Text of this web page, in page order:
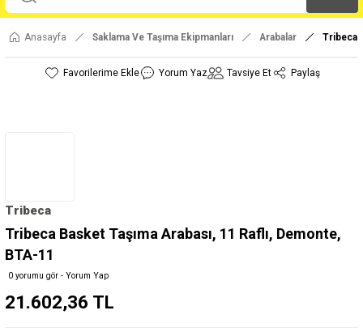
Anasayfa Saklama Ve Taşıma Ekipmanları Arabalar Tribeca
Yorum Yaz Tavsiye Et Paylaş
Tribeca
Tribeca Basket Taşıma Arabası, 11 Raflı, Demonte,
BTA-11
0 yorumu gör - Yorum Yap
21.602,36 TL